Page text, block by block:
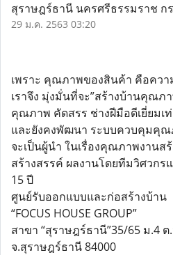
สุราษฎร์ธานี นครศรีธรรมราช ก
29 ม.ค. 2563 03:20
เพราะ คุณภาพของสินค้า คือควา
เราจึง มุ่งมั่นที่จะ”สร้างบ้านคุณภ
คุณภาพ คัดสรร ช่างฝีมือดีเยี่ยมเ
และยังคงพัฒนา ระบบควบคุมคุณ
จะเป็นผู้นำ ในเรื่องคุณภาพงานส
สร้างสรรค์ ผลงานโดยทีมวิศวกร
15 ปี
ศูนย์รับออกแบบและก่อสร้างบ้าน
“FOCUS HOUSE GROUP”
สาขา “สุราษฎร์ธานี”35/65 ม.4 ต
จ.สุราษฎร์ธานี 84000